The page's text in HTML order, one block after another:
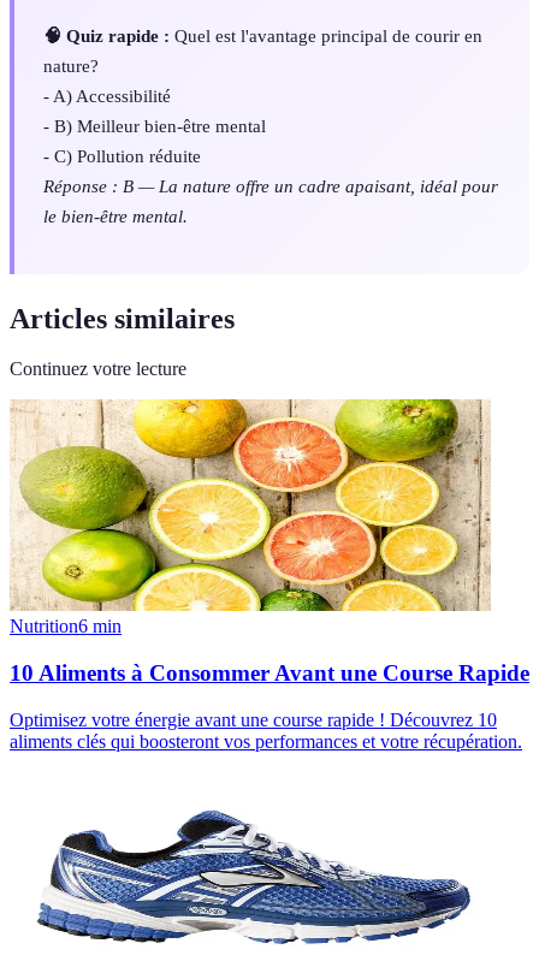
🧠 Quiz rapide : Quel est l'avantage principal de courir en
nature?
- A) Accessibilité
- B) Meilleur bien-être mental
- C) Pollution réduite
Réponse : B — La nature offre un cadre apaisant, idéal pour
le bien-être mental.
Articles similaires
Continuez votre lecture
Nutrition6 min
10 Aliments à Consommer Avant une Course Rapide
Optimisez votre énergie avant une course rapide ! Découvrez 10
aliments clés qui boosteront vos performances et votre récupération.